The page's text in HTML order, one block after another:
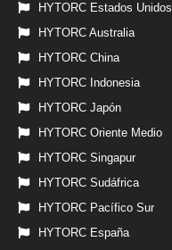
HYTORC Estados Unidos
HYTORC Australia
HYTORC China
HYTORC Indonesia
HYTORC Japón
HYTORC Oriente Medio
HYTORC Singapur
HYTORC Sudáfrica
HYTORC Pacífico Sur
HYTORC España